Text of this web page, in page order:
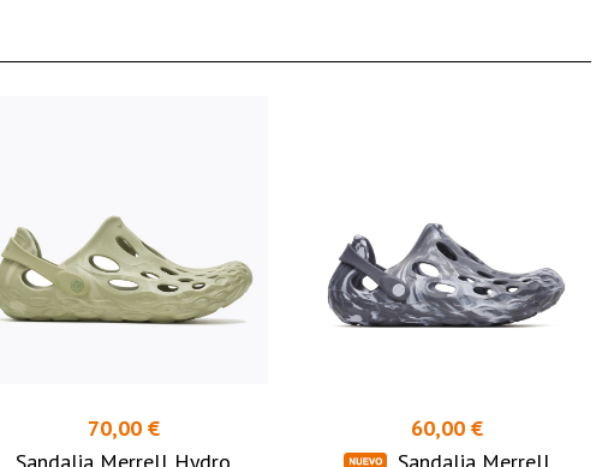
70,00 €
60,00 €